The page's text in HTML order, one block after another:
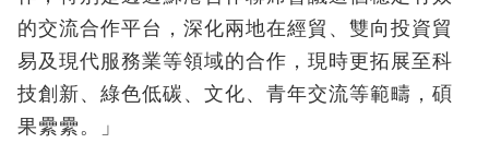
的交流合作平台，深化兩地在經貿、雙向投資貿
易及現代服務業等領域的合作，現時更拓展至科
技創新、綠色低碳、文化、青年交流等範疇，碩
果纍纍。」